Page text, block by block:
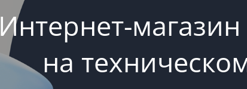
Интернет-магазин
на